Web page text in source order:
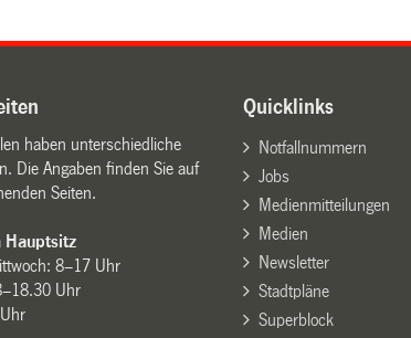
haben unterschiedliche
Die Angaben finden Sie auf
Seiten.
Hauptsitz
8–17 Uhr
Uhr
Quicklinks
Notfallnummern
Jobs
Medienmitteilungen
Medien
Newsletter
Stadtpläne
Superblock